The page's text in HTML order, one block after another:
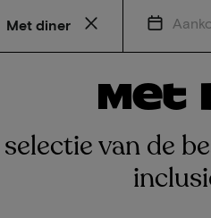
Met diner
Met
van de